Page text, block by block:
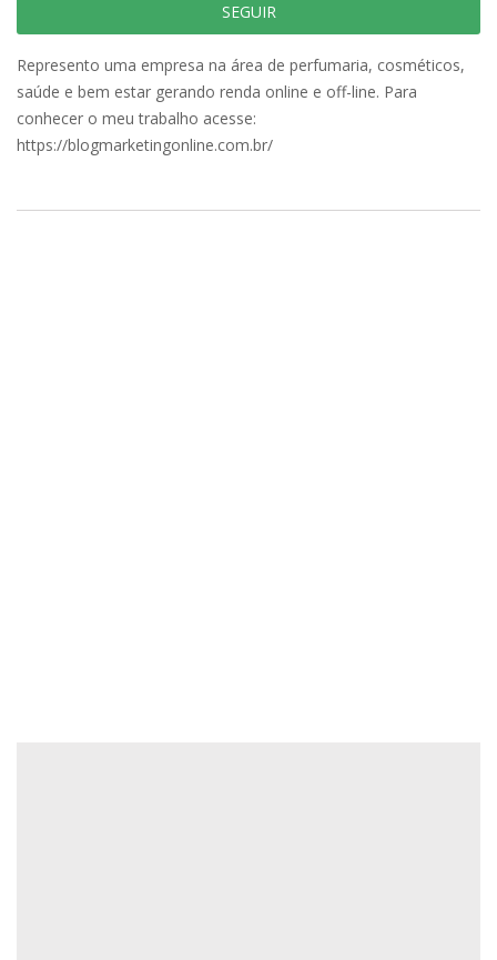
SEGUIR
Represento uma empresa na área de perfumaria, cosméticos,
saúde e bem estar gerando renda online e off-line. Para
conhecer o meu trabalho acesse:
https://blogmarketingonline.com.br/